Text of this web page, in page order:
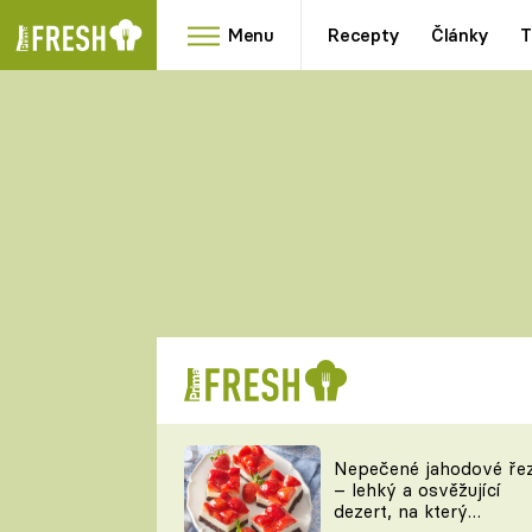
Menu Recepty Články
RYCHLOVKY
TEĎ VAŘÍ ŠÉF!
Nepečené jahodové
– lehký a osvěžující
dezert, na který